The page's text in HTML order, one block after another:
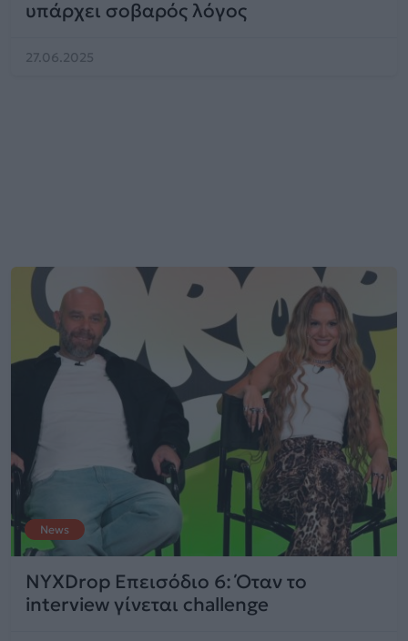
υπάρχει σοβαρός λόγος
27.06.2025
News
NYXDrop Επεισόδιο 6: Όταν το
interview γίνεται challenge